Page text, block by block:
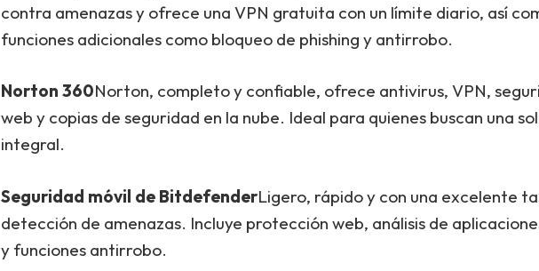
contra amenazas y ofrece una VPN gratuita con un límite diario, así
funciones adicionales como bloqueo de phishing y antirrobo.
Norton 360Norton, completo y confiable, ofrece antivirus, VPN,
web y copias de seguridad en la nube. Ideal para quienes buscan una
integral.
Seguridad móvil de BitdefenderLigero, rápido y con una excelente
detección de amenazas. Incluye protección web, análisis de
y funciones antirrobo.